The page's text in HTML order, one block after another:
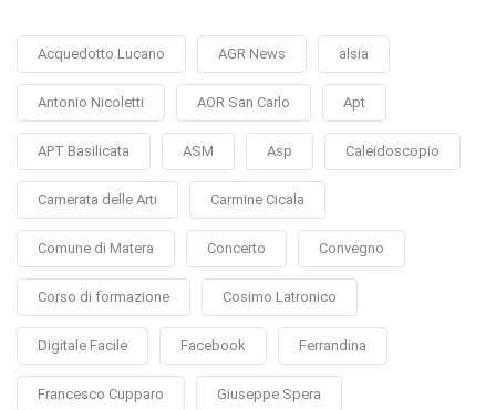
Acquedotto Lucano AGR News alsia
Antonio Nicoletti AOR San Carlo Apt
APT Basilicata ASM Asp Caleidoscopio
Camerata delle Arti Carmine Cicala
Comune di Matera Concerto Convegno
Corso di formazione Cosimo Latronico
Digitale Facile Facebook Ferrandina
Francesco Cupparo Giuseppe Spera